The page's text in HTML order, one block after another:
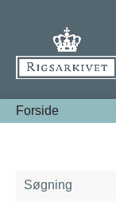
Forside
Søgning